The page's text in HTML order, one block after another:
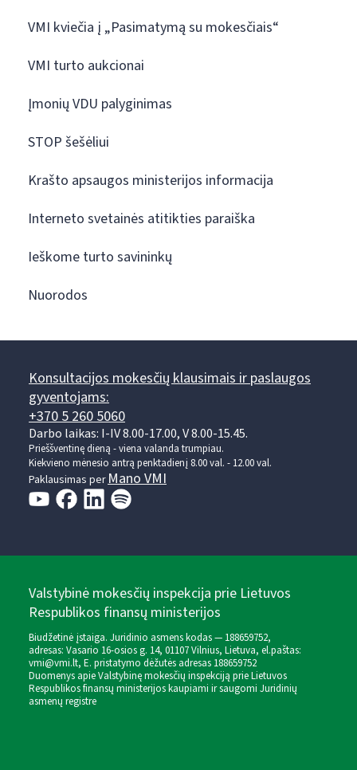
VMI kviečia į „Pasimatymą su mokesčiais“
VMI turto aukcionai
Įmonių VDU palyginimas
STOP šešėliui
Krašto apsaugos ministerijos informacija
Interneto svetainės atitikties paraiška
Ieškome turto savininkų
Nuorodos
Konsultacijos mokesčių klausimais ir paslaugos
gyventojams:
+370 5 260 5060
Darbo laikas: I-IV 8.00-17.00, V 8.00-15.45.
Prieššventinę dieną - viena valanda trumpiau.
Kiekvieno mėnesio antrą penktadienį 8.00 val. - 12.00 val.
Paklausimas perMano VMI
Valstybinė mokesčių inspekcija prie Lietuvos
Respublikos finansų ministerijos
Biudžetinė įstaiga. Juridinio asmens kodas — 188659752,
adresas: Vasario 16-osios g. 14, 01107 Vilnius, Lietuva, el.paštas:
vmi@vmi.lt, E. pristatymo dėžutės adresas 188659752
Duomenys apie Valstybinę mokesčių inspekciją prie Lietuvos
Respublikos finansų ministerijos kaupiami ir saugomi Juridinių
asmenų registre